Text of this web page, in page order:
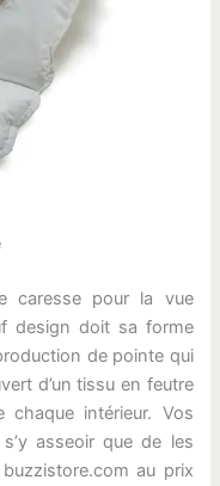
caresse pour la vue
design doit sa forme
de pointe qui
d’un tissu en feutre
intérieur. Vos
asseoir que de les
au prix